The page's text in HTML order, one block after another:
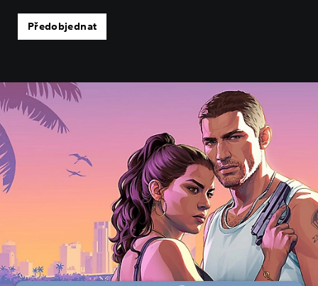
Předobjednat